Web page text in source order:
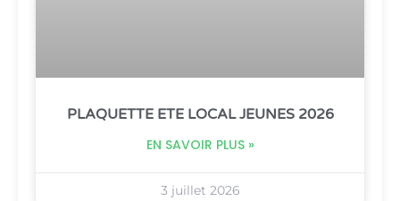
PLAQUETTE ETE LOCAL JEUNES 2026
EN SAVOIR PLUS »
3 juillet 2026